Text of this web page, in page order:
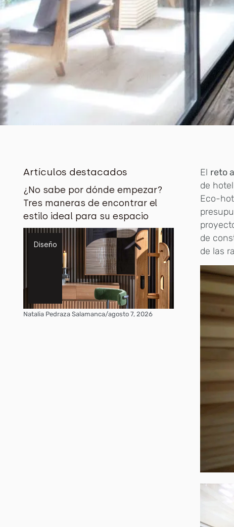
Artículos destacados
¿No sabe por dónde empezar?
Tres maneras de encontrar el
estilo ideal para su espacio
Diseño
Natalia Pedraza Salamanca/agosto 7, 2026
El reto
de
Eco-
de
de las